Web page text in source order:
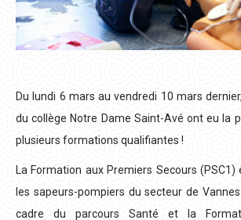
Du lundi 6 mars au vendredi 10 mars
du collège Notre Dame Saint-Avé ont eu la
plusieurs formations qualifiantes !
La Formation aux Premiers Secours
les sapeurs-pompiers du secteur de
cadre du parcours Santé et la